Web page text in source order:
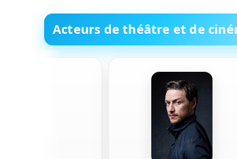
Acteurs de théâtre et de